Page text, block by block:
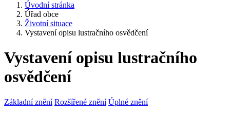
Úvodní stránka
Úřad obce
Životní situace
Vystavení opisu lustračního osvědčení
Vystavení opisu lustračního
osvědčení
Základní znění Rozšířené znění Úplné znění